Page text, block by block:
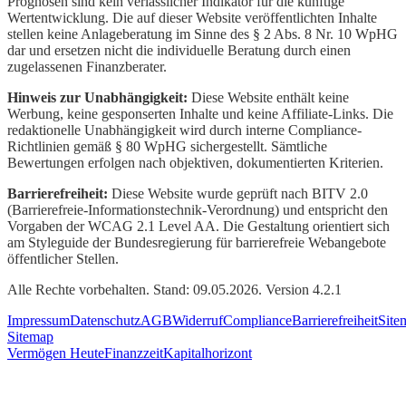
Wertentwicklung. Die auf dieser Website veröffentlichten Inhalte
stellen keine Anlageberatung im Sinne des § 2 Abs. 8 Nr. 10 WpHG
dar und ersetzen nicht die individuelle Beratung durch einen
zugelassenen Finanzberater.
Hinweis zur Unabhängigkeit: Diese Website enthält keine
Werbung, keine gesponserten Inhalte und keine Affiliate-Links. Die
redaktionelle Unabhängigkeit wird durch interne Compliance-
Richtlinien gemäß § 80 WpHG sichergestellt. Sämtliche
Bewertungen erfolgen nach objektiven, dokumentierten Kriterien.
Barrierefreiheit: Diese Website wurde geprüft nach BITV 2.0
(Barrierefreie-Informationstechnik-Verordnung) und entspricht den
Vorgaben der WCAG 2.1 Level AA. Die Gestaltung orientiert sich
am Styleguide der Bundesregierung für barrierefreie Webangebote
öffentlicher Stellen.
Alle Rechte vorbehalten. Stand: 09.05.2026. Version 4.2.1
ImpressumDatenschutzAGBWiderrufComplianceBarrierefreiheit
Sitemap
Vermögen HeuteFinanzzeitKapitalhorizont